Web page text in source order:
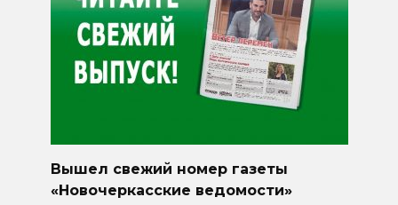
Вышел свежий номер газеты
«Новочеркасские ведомости»